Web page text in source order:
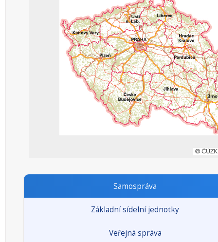
Samospráva
Základní sídelní jednotky
Veřejná správa